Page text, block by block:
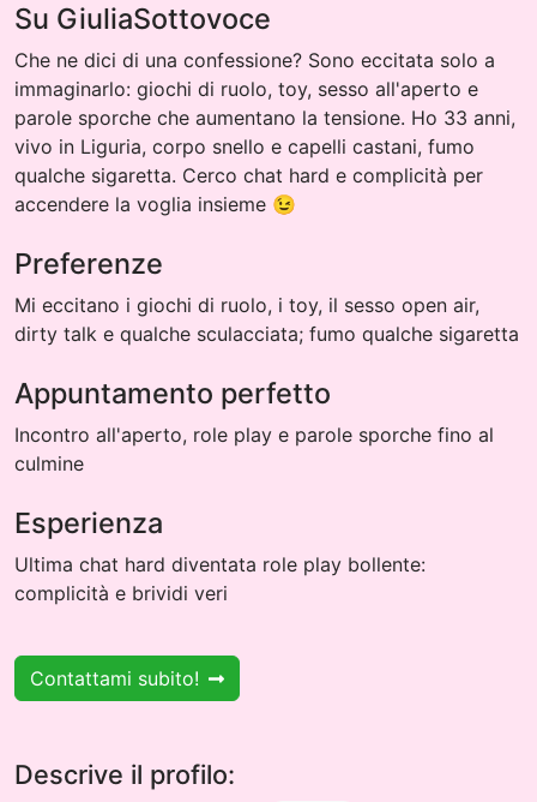
Su GiuliaSottovoce
Che ne dici di una confessione? Sono eccitata solo a
immaginarlo: giochi di ruolo, toy, sesso all'aperto e
parole sporche che aumentano la tensione. Ho 33 anni,
vivo in Liguria, corpo snello e capelli castani, fumo
qualche sigaretta. Cerco chat hard e complicità per
accendere la voglia insieme 😉
Preferenze
Mi eccitano i giochi di ruolo, i toy, il sesso open air,
dirty talk e qualche sculacciata; fumo qualche sigaretta
Appuntamento perfetto
Incontro all'aperto, role play e parole sporche fino al
culmine
Esperienza
Ultima chat hard diventata role play bollente:
complicità e brividi veri
Contattami subito!
Descrive il profilo: